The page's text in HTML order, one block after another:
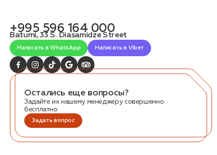
+995 596 164 000
Batumi, 33 S. Diasamidze Street
Написать в WhatsApp Написать в Viber
Остались еще вопросы?
Задайте их нашему менеджеру совершенно
бесплатно
Задать вопрос
1. Выберите нужный автомобиль
2. Заполните форму